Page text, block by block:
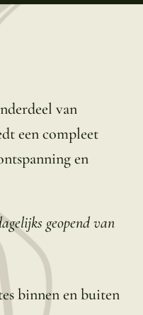
van
een compleet
en
binnen en buiten
geopend van